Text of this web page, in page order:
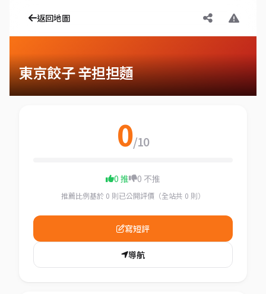
返回地圖
東京餃子 辛担担麵
0/10
0 推 0 不推
推薦比例基於 0 則已公開評價（全站共 0 則）
寫短評
導航